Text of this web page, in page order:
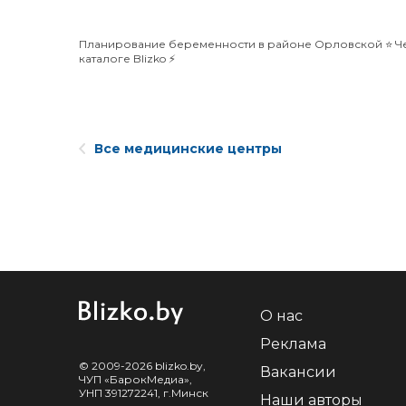
Планирование беременности в районе Орловской ⭐️
каталоге Blizko ⚡️
Все медицинские центры
© 2009-2026 blizko.by,
ЧУП «БарокМедиа»,
УНП 391272241, г.Минск
О нас
Реклама
Вакансии
Наши авторы